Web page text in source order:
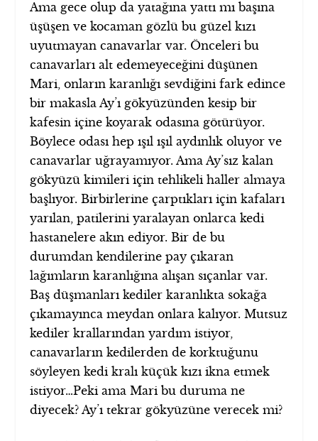
Ama gece olup da yatağına yattı mı başına
üşüşen ve kocaman gözlü bu güzel kızı
uyutmayan canavarlar var. Önceleri bu
canavarları alt edemeyeceğini düşünen
Mari, onların karanlığı sevdiğini fark edince
bir makasla Ay’ı gökyüzünden kesip bir
kafesin içine koyarak odasına götürüyor.
Böylece odası hep ışıl ışıl aydınlık oluyor ve
canavarlar uğrayamıyor. Ama Ay’sız kalan
gökyüzü kimileri için tehlikeli haller almaya
başlıyor. Birbirlerine çarptıkları için kafaları
yarılan, patilerini yaralayan onlarca kedi
hastanelere akın ediyor. Bir de bu
durumdan kendilerine pay çıkaran
lağımların karanlığına alışan sıçanlar var.
Baş düşmanları kediler karanlıkta sokağa
çıkamayınca meydan onlara kalıyor. Mutsuz
kediler krallarından yardım istiyor,
canavarların kedilerden de korktuğunu
söyleyen kedi kralı küçük kızı ikna etmek
istiyor…Peki ama Mari bu duruma ne
diyecek? Ay’ı tekrar gökyüzüne verecek mi?